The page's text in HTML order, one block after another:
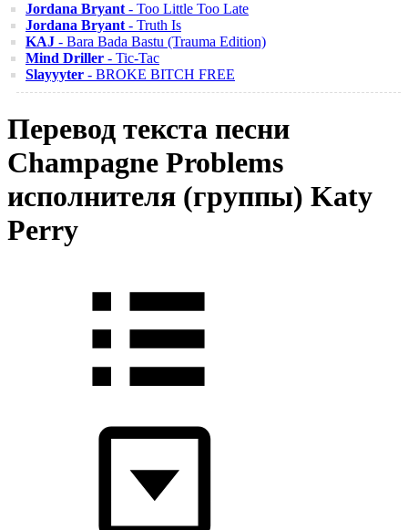
Jordana Bryant - Too Little Too Late
Jordana Bryant - Truth Is
KAJ - Bara Bada Bastu (Trauma Edition)
Mind Driller - Tic-Tac
Slayyyter - BROKE BITCH FREE
Перевод текста песни
Champagne Problems
исполнителя (группы) Katy
Perry